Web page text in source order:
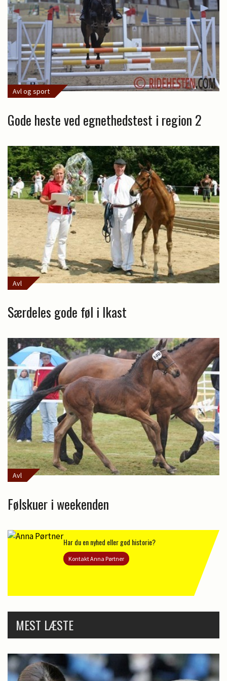
Avl og sport
Gode heste ved egnethedstest i region 2
Avl
Særdeles gode føl i Ikast
Avl
Følskuer i weekenden
Har du en nyhed eller god historie?
Kontakt Anna Pørtner
MEST LÆSTE